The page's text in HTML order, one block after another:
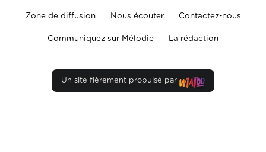
Zone de diffusion Nous écouter Contactez-nous
Communiquez sur Mélodie La rédaction
Un site fièrement propulsé par